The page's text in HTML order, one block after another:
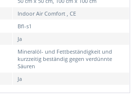
Indoor Air Comfort , CE
Bfl-s1
Ja
Mineralöl- und Fettbeständigkeit und
kurzzeitig beständig gegen verdünnte
Säuren
Ja